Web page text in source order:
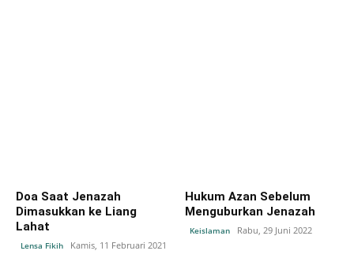
Doa Saat Jenazah
Dimasukkan ke Liang
Lahat
Lensa Fikih Kamis, 11 Februari 2021
Hukum Azan Sebelum
Menguburkan Jenazah
Keislaman Rabu, 29 Juni 2022